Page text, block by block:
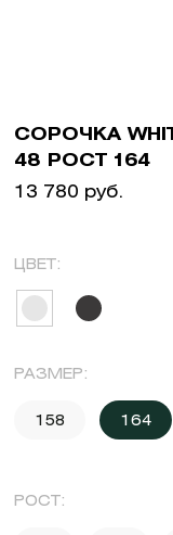
СОРОЧКА
48 РОСТ 164
13 780 руб.
ЦВЕТ:
РАЗМЕР:
158 164
РОСТ: